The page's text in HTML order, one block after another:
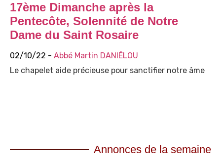
17ème Dimanche après la
Pentecôte, Solennité de Notre
Dame du Saint Rosaire
02/10/22 - Abbé Martin DANIÉLOU
Le chapelet aide précieuse pour sanctifier notre âme
Annonces de la semaine